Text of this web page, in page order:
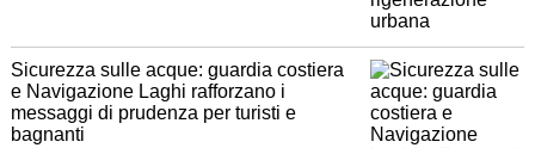
Sicurezza sulle acque: guardia costiera
e Navigazione Laghi rafforzano i
messaggi di prudenza per turisti e
bagnanti